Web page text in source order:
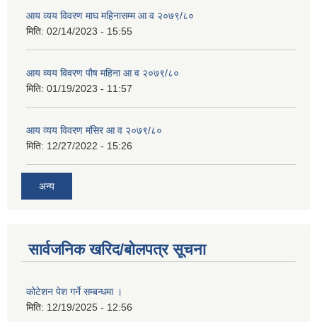
आय व्यय विवरण माघ महिनासम्म आ व २०७९/८०
मिति: 02/14/2023 - 15:55
आय व्यय विवरण पौष महिना आ व २०७९/८०
मिति: 01/19/2023 - 11:57
आय व्यय विवरण मंसिर आ व २०७९/८०
मिति: 12/27/2022 - 15:26
अन्य
सार्वजनिक खरिद/बोलपत्र सूचना
कोटेशन पेश गर्ने सम्बन्धमा ।
मिति: 12/19/2025 - 12:56